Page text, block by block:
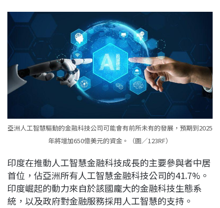
亞洲人工智慧驅動的金融科技公司可能會有前所未有的發展，預期到2025
年將增加650億美元的資金。（圖／123RF）
印度在推動人工智慧金融科技成長的主要參與者中居
首位，佔亞洲所有人工智慧金融科技公司的41.7%。
印度崛起的動力來自於該國龐大的金融科技生態系
統，以及政府對金融服務採用人工智慧的支持。